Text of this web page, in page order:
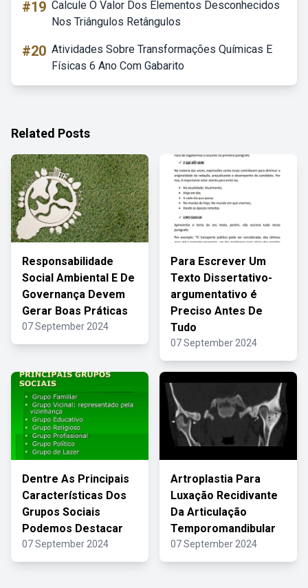
#19 Calcule O Valor Dos Elementos Desconhecidos
Nos Triângulos Retângulos
#20 Atividades Sobre Transformações Químicas E
Físicas 6 Ano Com Gabarito
Related Posts
Responsabilidade
Social Ambiental E De
Governança Devem
Gerar Boas Práticas
07 September 2024
Para Escrever Um
Texto Dissertativo-
argumentativo é
Preciso Antes De
Tudo
07 September 2024
Dentre As Principais
Características Dos
Grupos Sociais
Podemos Destacar
07 September 2024
Artroplastia Para
Luxação Recidivante
Da Articulação
Temporomandibular
07 September 2024